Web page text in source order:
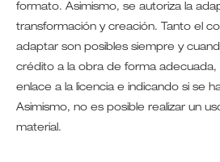
formato. Asimismo, se autoriza la
transformación y creación. Tanto el
adaptar son posibles siempre y
crédito a la obra de forma
enlace a la licencia e indicando si se
Asimismo, no es posible realizar un
material.